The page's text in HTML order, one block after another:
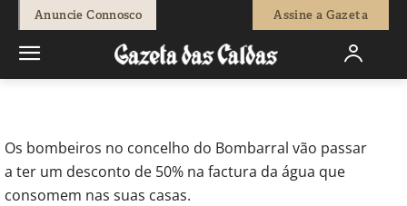
Anuncie Connosco Assine a Gazeta
Redação - 3 de Outubro, 2014 0
Os bombeiros no concelho do Bombarral vão passar
a ter um desconto de 50% na factura da água que
consomem nas suas casas.